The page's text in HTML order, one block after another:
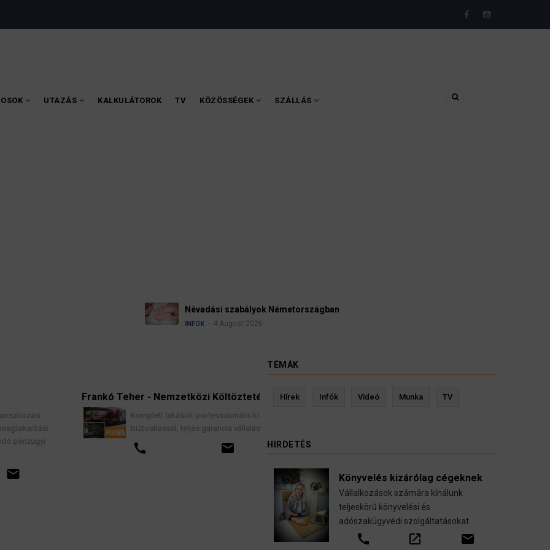
UTAZÁS KALKULÁTOROK TV KÖZÖSSÉGEK SZÁLLÁS
Németországban
Ügyvédek, bírák és ügyészek szerint a német politikának
Frankó Teher - Nemzetközi Költöztetés
Komplett lakások professzionális költöztetése
biztosítással, teljes garancia vállalással.
Kevin Ressler biztosítási szakértő
TÉMÁK
Hírek Infók Videó Munka TV
HIRDETÉS
Könyvelés kizárólag cégeknek
Vállalkozások számára kínálunk
teljeskörű könyvelési és
adószakügyvédi szolgáltatásokat
call open_in_new email